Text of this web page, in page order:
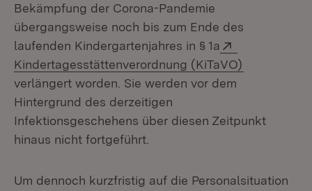
Bekämpfung der Corona-Pandemie
übergangsweise noch bis zum Ende des
laufenden Kindergartenjahres in § 1a
Kindertagesstättenverordnung (KiTaVO)
verlängert worden. Sie werden vor dem
Hintergrund des derzeitigen
Infektionsgeschehens über diesen Zeitpunkt
hinaus nicht fortgeführt.
Um dennoch kurzfristig auf die Personalsituation